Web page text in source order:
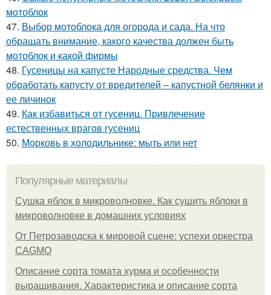
мотоблок
47. Выбор мотоблока для огорода и сада. На что
обращать внимание, какого качества должен быть
мотоблок и какой фирмы
48. Гусеницы на капусте Народные средства. Чем
обработать капусту от вредителей – капустной белянки и
ее личинок
49. Как избавиться от гусениц. Привлечение
естественных врагов гусениц
50. Морковь в холодильнике: мыть или нет
Популярные материалы
Сушка яблок в микроволновке. Как сушить яблоки в
микроволновке в домашних условиях
От Петрозаводска к мировой сцене: успехи оркестра
CAGMO
Описание сорта томата хурма и особенности
выращивания. Характеристика и описание сорта